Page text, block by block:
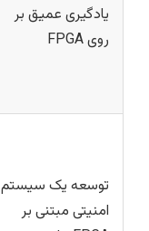
یادگیری عمیق بر
روی FPGA
توسعه یک سیستم
امنیتی مبتنی بر